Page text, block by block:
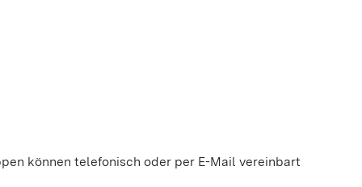
können telefonisch oder per E-Mail vereinbart